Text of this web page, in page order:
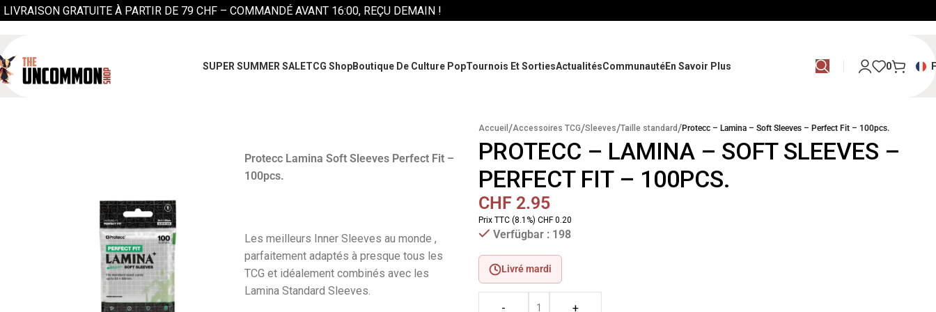
LIVRAISON GRATUITE À PARTIR DE 79 CHF – COMMANDÉ AVANT 16:00, REÇU DEMAIN !
SUPER SUMMER SALETCG ShopBoutique De Culture PopTournois Et SortiesActualitésCommunautéEn Savoir Plus 0
Protecc Lamina Soft Sleeves Perfect Fit –
100pcs.
Les meilleurs Inner Sleeves au monde,
parfaitement adaptés à presque tous les
TCG et idéalement combinés avec les
Lamina StandardSleeves.
Accueil /Accessoires TCG/Sleeves/Taille standard/Protecc – Lamina – Soft Sleeves – Perfect Fit – 100pcs.
PROTECC – LAMINA – SOFT SLEEVES –
PERFECT FIT – 100PCS.
CHF 2.95
Prix TTC (8.1%) CHF 0.20
Verfügbar : 198
Livré mardi
- +